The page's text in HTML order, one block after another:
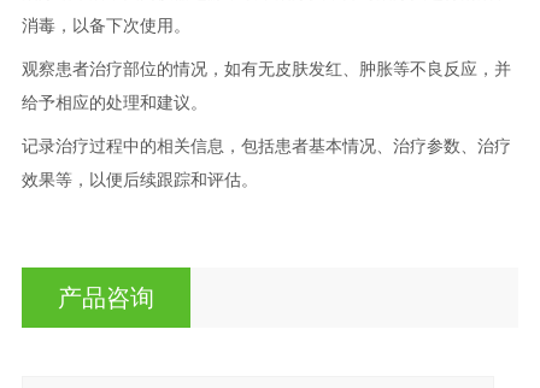
消毒，以备下次使用。
观察患者治疗部位的情况，如有无皮肤发红、肿胀等不良反应，并
给予相应的处理和建议。
记录治疗过程中的相关信息，包括患者基本情况、治疗参数、治疗
效果等，以便后续跟踪和评估。
产品咨询